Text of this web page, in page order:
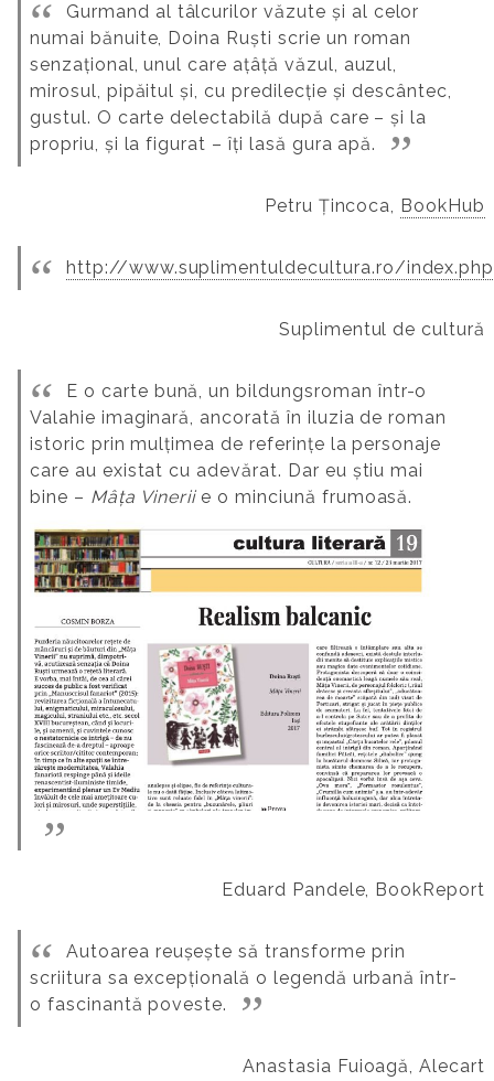
Gurmand al tâlcurilor văzute și al celor
numai bănuite, Doina Ruști scrie un roman
senzațional, unul care ațâță văzul, auzul,
mirosul, pipăitul și, cu predilecție și descântec,
gustul. O carte delectabilă după care – și la
propriu, și la figurat – îți lasă gura apă.
Petru Țincoca, BookHub
http://www.suplimentuldecultura.ro/
Suplimentul de cultură
E o carte bună, un bildungsroman într-o
Valahie imaginară, ancorată în iluzia de roman
istoric prin mulțimea de referințe la personaje
care au existat cu adevărat. Dar eu știu mai
bine – Mâța Vineriie o minciună frumoasă.
Eduard Pandele, BookReport
Autoarea reușește să transforme prin
scriitura sa excepțională o legendă urbană într-
o fascinantă poveste.
Anastasia Fuioagă, Alecart